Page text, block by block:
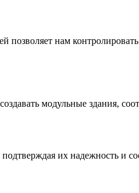
нам
модульные здания,
их надежность и